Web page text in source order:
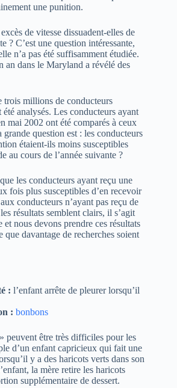
une punition.
de vitesse dissuadent-elles de
? C’est une question intéressante,
n’a pas été suffisamment étudiée.
an dans le Maryland a révélé des
trois millions de conducteurs
analysés. Les conducteurs ayant
mai 2002 ont été comparés à ceux
grande question est : les conducteurs
étaient-ils moins susceptibles
au cours de l’année suivante ?
les conducteurs ayant reçu une
fois plus susceptibles d’en recevoir
conducteurs n’ayant pas reçu de
résultats semblent clairs, il s’agit
et nous devons prendre ces résultats
que davantage de recherches soient
: l’enfant arrête de pleurer lorsqu’il
: bonbons
peuvent être très difficiles pour les
d’un enfant capricieux qui fait une
y a des haricots verts dans son
la mère retire les haricots
supplémentaire de dessert.